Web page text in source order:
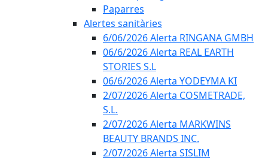
Paparres
Alertes sanitàries
6/06/2026 Alerta RINGANA GMBH
06/6/2026 Alerta REAL EARTH
STORIES S.L
06/6/2026 Alerta YODEYMA KI
2/07/2026 Alerta COSMETRADE,
S.L.
2/07/2026 Alerta MARKWINS
BEAUTY BRANDS INC.
2/07/2026 Alerta SISLIM